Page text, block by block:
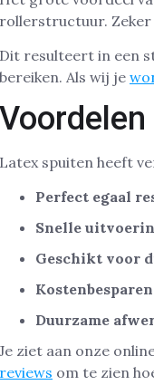
rollerstructuur. Zeker
Dit resulteert in een
bereiken. Als wij je
Latex spuiten heeft
Perfect egaal
Snelle
Geschikt voor
Duurzame
Je ziet aan onze
reviews om te zien